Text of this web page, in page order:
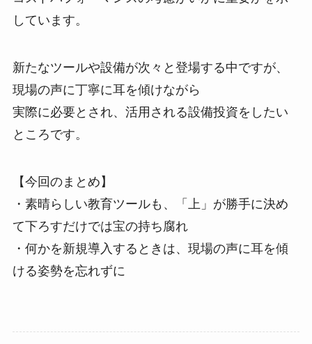
しています。
新たなツールや設備が次々と登場する中ですが、
現場の声に丁寧に耳を傾けながら
実際に必要とされ、活用される設備投資をしたい
ところです。
【今回のまとめ】
・素晴らしい教育ツールも、「上」が勝手に決め
て下ろすだけでは宝の持ち腐れ
・何かを新規導入するときは、現場の声に耳を傾
ける姿勢を忘れずに